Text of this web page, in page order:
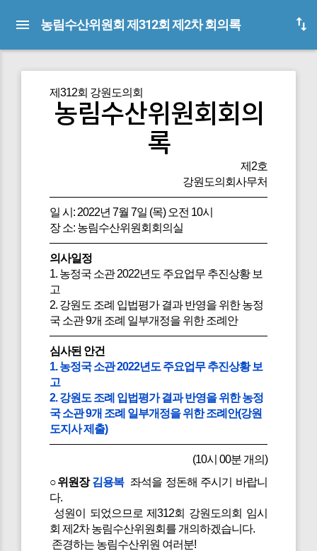
농림수산위원회 제312회 제2차 회의록
제312회 강원도의회
농림수산위원회회의
록
제2호
강원도의회사무처
일 시: 2022년 7월 7일 (목) 오전 10시
장 소: 농림수산위원회회의실
의사일정
1. 농정국 소관 2022년도 주요업무 추진상황 보
고
2. 강원도 조례 입법평가 결과 반영을 위한 농정
국 소관 9개 조례 일부개정을 위한 조례안
심사된 안건
1. 농정국 소관 2022년도 주요업무 추진상황 보
고
2. 강원도 조례 입법평가 결과 반영을 위한 농정
국 소관 9개 조례 일부개정을 위한 조례안(강원
도지사 제출)
(10시 00분 개의)
○위원장김용복좌석을 정돈해 주시기 바랍니
다.
성원이 되었으므로 제312회 강원도의회 임시
회 제2차 농림수산위원회를 개의하겠습니다.
존경하는 농림수산위원 여러분!